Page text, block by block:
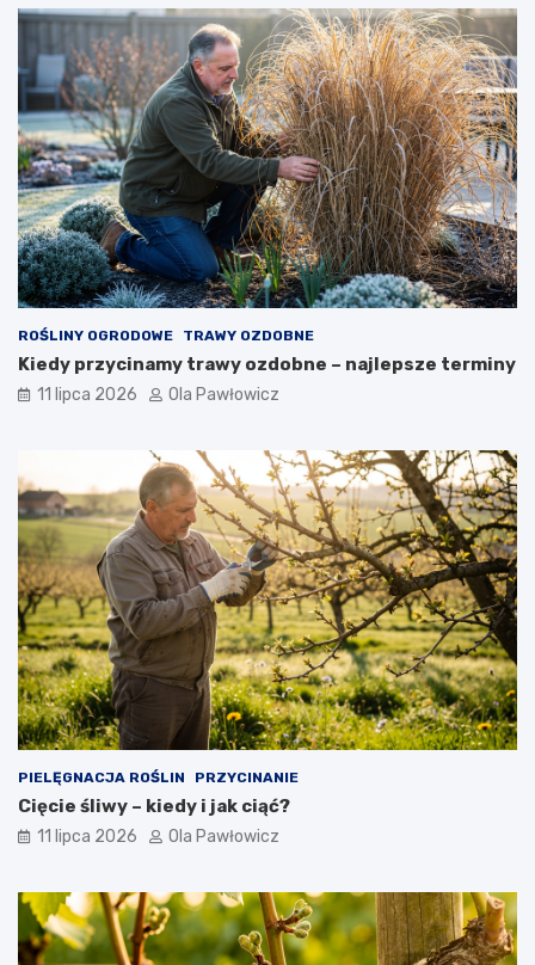
ROŚLINY OGRODOWE TRAWY OZDOBNE
Kiedy przycinamy trawy ozdobne – najlepsze terminy
11 lipca 2026 Ola Pawłowicz
PIELĘGNACJA ROŚLIN PRZYCINANIE
Cięcie śliwy – kiedy i jak ciąć?
11 lipca 2026 Ola Pawłowicz